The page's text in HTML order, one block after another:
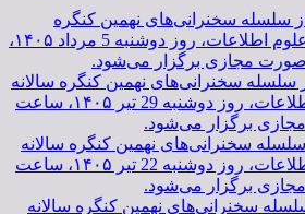
سلسله سخنرانی‌های نهمین کنگره
سالانه متخصصان علوم اطلاعات، روز دوشنبه 5 مرداد ۱۴۰۵،
سخنرانی‌های نهمین کنگره سالانه
متخصصان علوم اطلاعات، روز دوشنبه 29 تیر ۱۴۰۵، ساعت
سخنرانی‌های نهمین کنگره سالانه
متخصصان علوم اطلاعات، روز دوشنبه 22 تیر ۱۴۰۵، ساعت
سخنرانی‌های نهمین کنگره سالانه